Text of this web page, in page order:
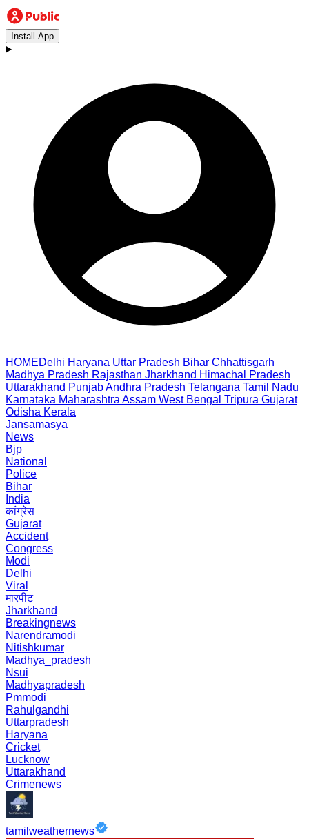
Install App
HOMEDelhi Haryana Uttar Pradesh Bihar Chhattisgarh
Madhya Pradesh Rajasthan Jharkhand Himachal Pradesh
Uttarakhand PunjabAndhra Pradesh Telangana Tamil Nadu
Karnataka Maharashtra Assam West Bengal Tripura Gujarat
Odisha Kerala
Jansamasya
News
Bjp
National
Police
Bihar
India
कांग्रेस
Gujarat
Accident
Congress
Modi
Delhi
Viral
मारपीट
Jharkhand
Breakingnews
Narendramodi
Nitishkumar
Madhya_pradesh
Nsui
Madhyapradesh
Pmmodi
Rahulgandhi
Uttarpradesh
Haryana
Cricket
Lucknow
Uttarakhand
Crimenews
tamilweathernews